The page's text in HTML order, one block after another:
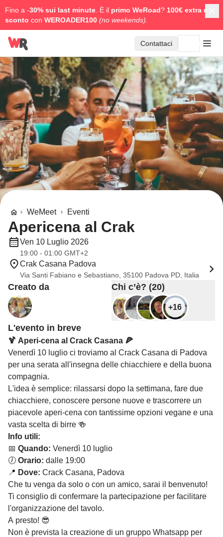
Fino a -30% sui last minute . È il primo WeRoad? 100€ extra di
sconto con WEROADER100 (no weekends).
Contattaci
WeMeet Eventi
Apericena al Crak
Ven 10 Luglio 2026
19:00 - 01:00 GMT+2
Crak Casana Padova
Via Santi Fabiano e Sebastiano, 35100 Padova PD, Italia
Creato da Chi c’è? (20)
+16
L'evento in breve
🍹 Aperi-cena al Crack Casana 🍕
Venerdì 10 luglio ci troviamo al Crack Casana di Padova
per una serata all'insegna delle chiacchiere e della buona
compagnia.
L'idea è semplice: rilassarsi dopo la settimana, fare due
chiacchiere, conoscere persone nuove e trascorrere un
piacevole aperi-cena con tantissime opzioni vegane e una
vasta scelta di birre 🍻
Info utili:
📅 Quando: Venerdì 10 luglio
🕖 Orario: dalle 19:00
📍 Dove: Crack Casana, Padova
Che tu venga da solo o con un amico, sarai il benvenuto!
Ti consiglio di confermare la partecipazione per facilitare
l'organizzazione del tavolo.
A presto! 😎
Non è prevista la creazione di un gruppo Whatsapp per